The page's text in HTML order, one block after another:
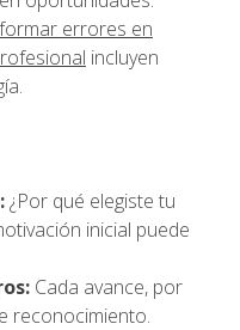
errores en
incluyen
¿Por qué elegiste tu
inicial puede
Cada avance, por
reconocimiento.